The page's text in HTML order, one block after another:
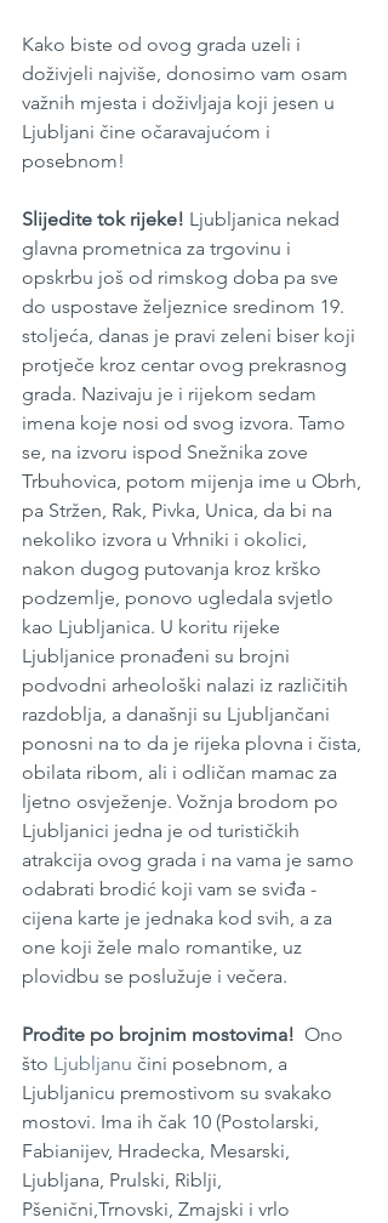
Kako biste od ovog grada uzeli i
doživjeli najviše, donosimo vam osam
važnih mjesta i doživljaja koji jesen u
Ljubljani čine očaravajućom i
posebnom!
Slijedite tok rijeke! Ljubljanica nekad
glavna prometnica za trgovinu i
opskrbu još od rimskog doba pa sve
do uspostave željeznice sredinom 19.
stoljeća, danas je pravi zeleni biser koji
protječe kroz centar ovog prekrasnog
grada. Nazivaju je i rijekom sedam
imena koje nosi od svog izvora. Tamo
se, na izvoru ispod Snežnika zove
Trbuhovica, potom mijenja ime u Obrh,
pa Stržen, Rak, Pivka, Unica, da bi na
nekoliko izvora u Vrhniki i okolici,
nakon dugog putovanja kroz krško
podzemlje, ponovo ugledala svjetlo
kao Ljubljanica. U koritu rijeke
Ljubljanice pronađeni su brojni
podvodni arheološki nalazi iz različitih
razdoblja, a današnji su Ljubljančani
ponosni na to da je rijeka plovna i čista,
obilata ribom, ali i odličan mamac za
ljetno osvježenje. Vožnja brodom po
Ljubljanici jedna je od turističkih
atrakcija ovog grada i na vama je samo
odabrati brodić koji vam se sviđa -
cijena karte je jednaka kod svih, a za
one koji žele malo romantike, uz
plovidbu se poslužuje i večera.
Prođite po brojnim mostovima! Ono
što Ljubljanu čini posebnom, a
Ljubljanicu premostivom su svakako
mostovi. Ima ih čak 10 (Postolarski,
Fabianijev, Hradecka, Mesarski,
Ljubljana, Prulski, Riblji,
Pšenični,Trnovski, Zmajski i vrlo